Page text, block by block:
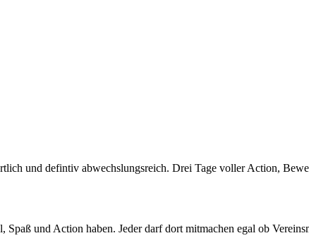
und defintiv abwechslungsreich. Drei Tage voller Action,
und Action haben. Jeder darf dort mitmachen egal ob